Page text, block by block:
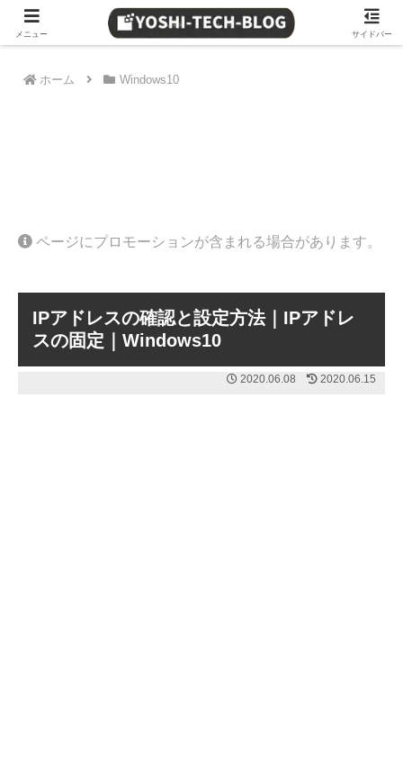
≫ Amazon 日替わりタイムセール
ホーム Windows10
ページにプロモーションが含まれる場合があります。
IPアドレスの確認と設定方法｜IPアドレ
スの固定｜Windows10
2020.06.08 2020.06.15
メニュー サイドバー